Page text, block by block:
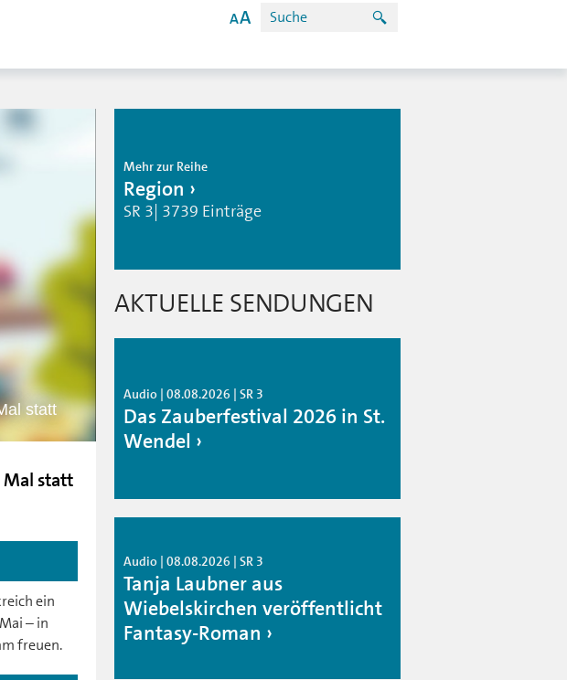
statt
Mal statt
ein
– in
freuen.
Mehr zur Reihe
Region
SR 3| 3739 Einträge
AKTUELLE SENDUNGEN
Audio | 08.08.2026 | SR 3
Das Zauberfestival 2026 in St.
Wendel
Audio | 08.08.2026 | SR 3
Tanja Laubner aus
Wiebelskirchen veröffentlicht
Fantasy-Roman